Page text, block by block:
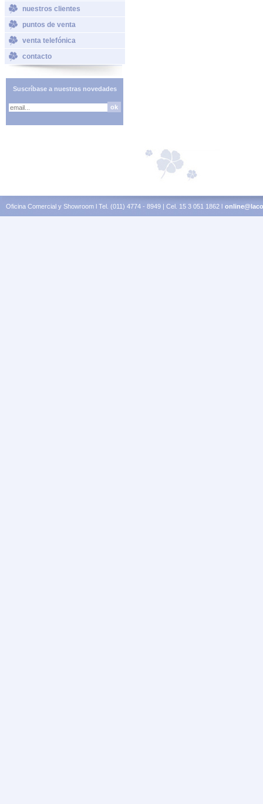
nuestros clientes
puntos de venta
venta telefónica
contacto
Suscríbase a nuestras novedades
Oficina Comercial y Showroom l Tel. (011) 4774 - 8949 | Cel. 15 3 051 1862 l